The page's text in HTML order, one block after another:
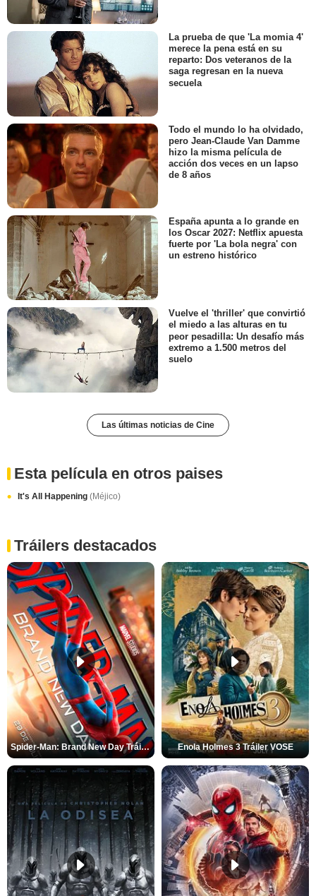
La prueba de que 'La momia 4'
merece la pena está en su
reparto: Dos veteranos de la
saga regresan en la nueva
secuela
Todo el mundo lo ha olvidado,
pero Jean-Claude Van Damme
hizo la misma película de
acción dos veces en un lapso
de 8 años
España apunta a lo grande en
los Oscar 2027: Netflix apuesta
fuerte por 'La bola negra' con
un estreno histórico
Vuelve el 'thriller' que convirtió
el miedo a las alturas en tu
peor pesadilla: Un desafío más
extremo a 1.500 metros del
suelo
Las últimas noticias de Cine
Esta película en otros paises
It's All Happening (Méjico)
Tráilers destacados
Spider-Man: Brand New Day Tráiler (3) Enola Holmes 3 Tráiler VOSE